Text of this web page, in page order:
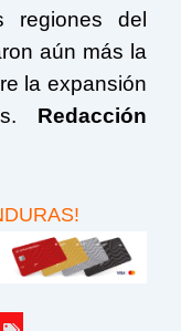
regiones del
aún más la
la expansión
Redacción